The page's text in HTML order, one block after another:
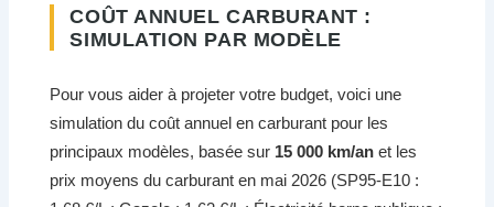
COÛT ANNUEL CARBURANT :
SIMULATION PAR MODÈLE
Pour vous aider à projeter votre budget, voici une
simulation du coût annuel en carburant pour les
principaux modèles, basée sur 15 000 km/an et les
prix moyens du carburant en mai 2026 (SP95-E10 :